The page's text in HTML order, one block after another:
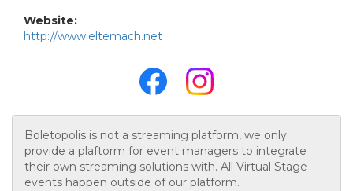
Website:
http://www.eltemach.net
Boletopolis is not a streaming platform, we only
provide a plaftorm for event managers to integrate
their own streaming solutions with. All Virtual Stage
events happen outside of our platform.